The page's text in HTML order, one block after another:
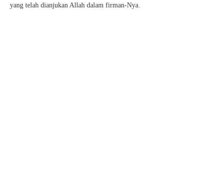
yang telah dianjukan Allah dalam firman-Nya.